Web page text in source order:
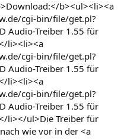
b><ul><li><a
cgi-bin/file/get.pl?
Audio-Treiber 1.55 für
li><li><a
cgi-bin/file/get.pl?
Audio-Treiber 1.55 für
li><li><a
cgi-bin/file/get.pl?
Audio-Treiber 1.55 für
li></ul>Die Treiber für
wie vor in der <a